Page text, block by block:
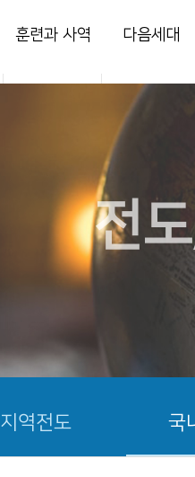
훈련과 사역
새가족
다음세대
영아부
초등부
청소년부
전
지역전도 국